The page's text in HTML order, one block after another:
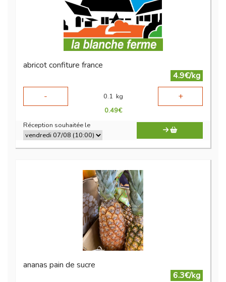
abricot confiture france
4.9€/kg
-
0.1 kg +
0.49€
Réception souhaitée le
ananas pain de sucre
6.3€/kg